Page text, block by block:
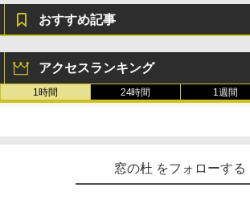
おすすめ記事
アクセスランキング
1時間 24時間 1週間
窓の杜 をフォローする